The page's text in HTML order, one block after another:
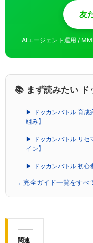
友
AIエージェント運用 /
📚 まず読みたい ド
▶ ドッカンバトル 育成
組み】
▶ ドッカンバトル リセ
イン】
▶ ドッカンバトル 初心
→ 完全ガイド一覧をすべ
関連